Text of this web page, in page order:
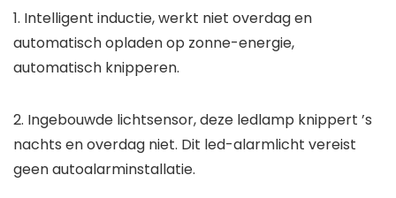
1. Intelligent inductie, werkt niet overdag en
automatisch opladen op zonne-energie,
automatisch knipperen.
2. Ingebouwde lichtsensor, deze ledlamp knippert ’s
nachts en overdag niet. Dit led-alarmlicht vereist
geen autoalarminstallatie.